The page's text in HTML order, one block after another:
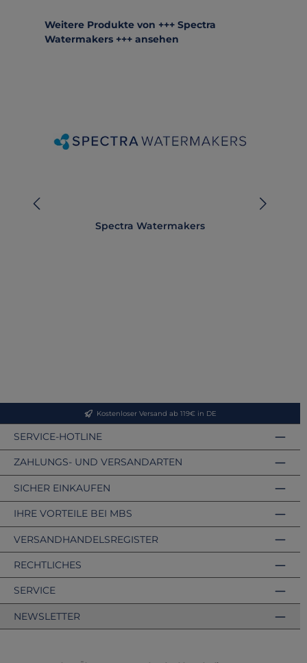
Produktgalerie überspringen
Weitere Produkte von +++ Spectra
Watermakers +++ ansehen
Spectra Watermakers
Kostenloser Versand ab 119€ in DE
SERVICE-HOTLINE
ZAHLUNGS- UND VERSANDARTEN
VERSANDHANDELSREGISTER
SICHER EINKAUFEN
IHRE VORTEILE BEI MBS
RECHTLICHES
SERVICE
NEWSLETTER